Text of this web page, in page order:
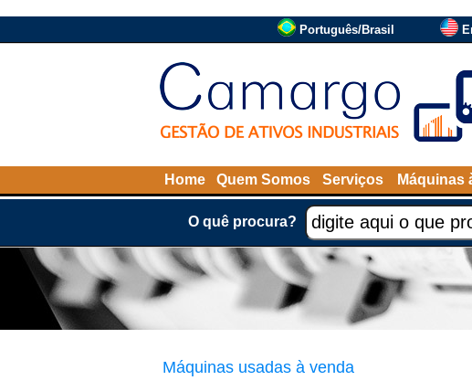
Português/Brasil
Home Quem Somos Serviços Máquinas
O quê procura?
Máquinas usadas à venda